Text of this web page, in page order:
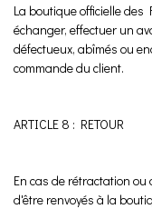
La boutique officielle
échanger, effectuer un
défectueux, abîmés ou
commande du client.
ARTICLE 8 : RETOUR
En cas de rétractation
d'être renvoyés à la